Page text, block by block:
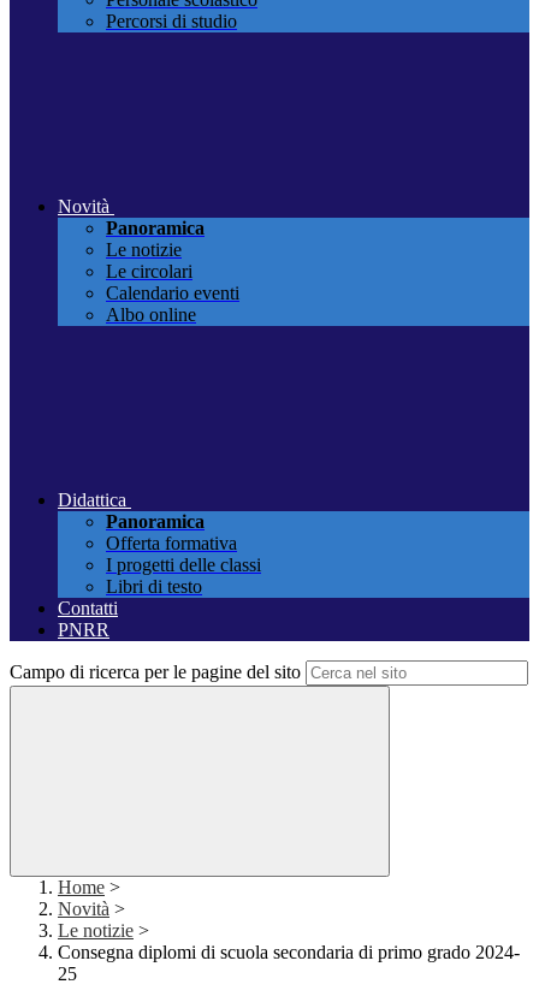
Percorsi di studio
Novità
Panoramica
Le notizie
Le circolari
Calendario eventi
Albo online
Didattica
Panoramica
Offerta formativa
I progetti delle classi
Libri di testo
Contatti
PNRR
Campo di ricerca per le pagine del sito
Home >
Novità >
Le notizie >
Consegna diplomi di scuola secondaria di primo grado 2024-
25